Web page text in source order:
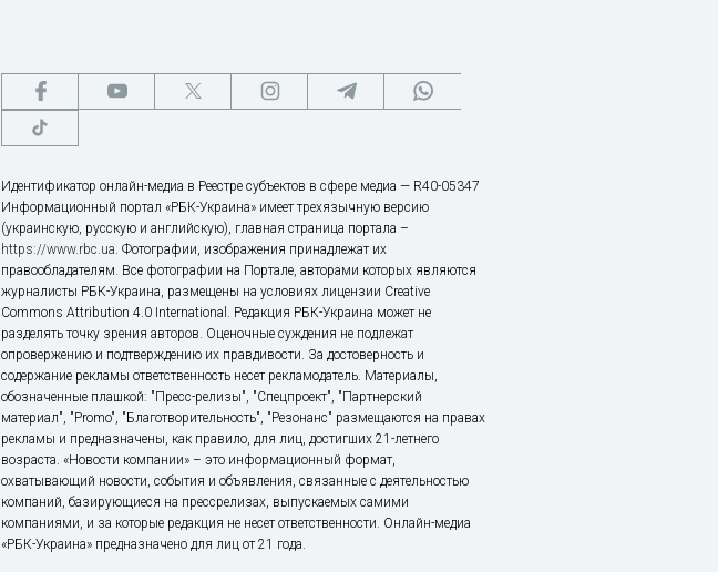
Идентификатор онлайн-медиа в Реестре субъектов в сфере медиа — R40-05347
Информационный портал «РБК-Украина» имеет трехязычную версию
(украинскую, русскую и английскую), главная страница портала –
https://www.rbc.ua. Фотографии, изображения принадлежат их
правообладателям. Все фотографии на Портале, авторами которых являются
журналисты РБК-Украина, размещены на условиях лицензии Creative
Commons Attribution 4.0 International. Редакция РБК-Украина может не
разделять точку зрения авторов. Оценочные суждения не подлежат
опровержению и подтверждению их правдивости. За достоверность и
содержание рекламы ответственность несет рекламодатель. Материалы,
обозначенные плашкой: "Пресс-релизы", "Спецпроект", "Партнерский
материал", "Promo", "Благотворительность", "Резонанс" размещаются на правах
рекламы и предназначены, как правило, для лиц, достигших 21-летнего
возраста. «Новости компании» – это информационный формат,
охватывающий новости, события и объявления, связанные с деятельностью
компаний, базирующиеся на прессрелизах, выпускаемых самими
компаниями, и за которые редакция не несет ответственности. Онлайн-медиа
«РБК-Украина» предназначено для лиц от 21 года.